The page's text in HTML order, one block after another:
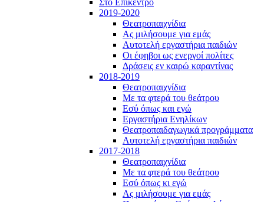
Στο Επίκεντρο
2019-2020
Θεατροπαιχνίδια
Ας μιλήσουμε για εμάς
Αυτοτελή εργαστήρια παιδιών
Οι έφηβοι ως ενεργοί πολίτες
Δράσεις εν καιρώ καραντίνας
2018-2019
Θεατροπαιχνίδια
Με τα φτερά του θεάτρου
Εσύ όπως και εγώ
Εργαστήρια Ενηλίκων
Θεατροπαιδαγωγικά προγράμματα
Αυτοτελή εργαστήρια παιδιών
2017-2018
Θεατροπαιχνίδια
Με τα φτερά του θεάτρου
Εσύ όπως κι εγώ
Ας μιλήσουμε για εμάς